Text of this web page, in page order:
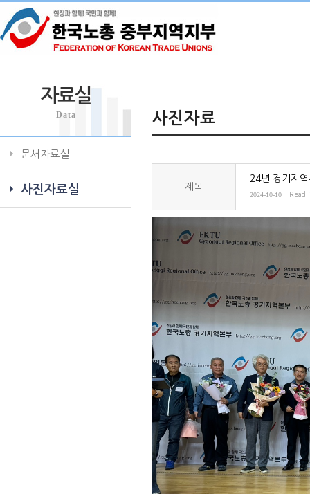
자료실
Data
문서자료실
사진자료실
사진자료
제목
24년 경기지
2024-10-10 Read